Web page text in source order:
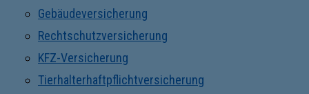
Gebäudeversicherung
Rechtschutzversicherung
KFZ-Versicherung
Tierhalterhaftpflichtversicherung